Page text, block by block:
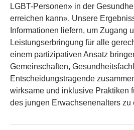
LGBT-Personen» in der
erreichen kann». Unsere
Informationen liefern, um Zugang
Leistungserbringung für alle
einem partizipativen Ansatz
Gemeinschaften,
Entscheidungstragende
wirksame und inklusive Praktiken
des jungen Erwachsenenalters zu